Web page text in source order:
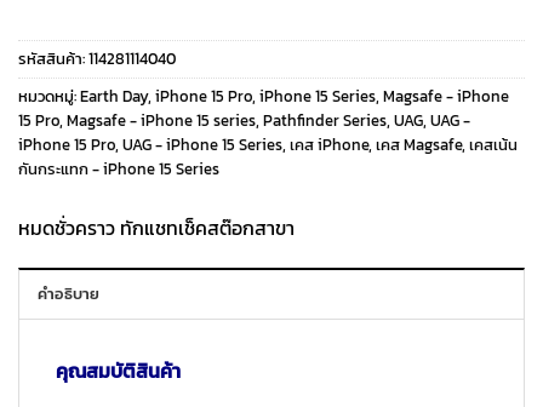
price
was:
1,990 ฿.
price
is:
795 ฿.
รหัสสินค้า:114281114040
หมวดหมู่:Earth Day, iPhone 15 Pro, iPhone 15 Series, Magsafe - iPhone
15 Pro, Magsafe - iPhone 15 series, Pathfinder Series, UAG, UAG -
iPhone 15 Pro, UAG - iPhone 15 Series, เคส iPhone, เคส Magsafe, เคสเน้น
กันกระแทก - iPhone 15 Series
หมดชั่วคราว ทักแชทเช็คสต๊อกสาขา
คำอธิบาย
คุณสมบัติสินค้า